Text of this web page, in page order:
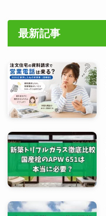
最新記事